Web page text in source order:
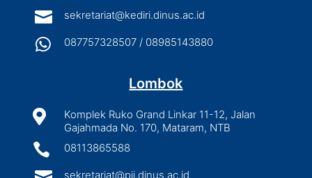
 sekretariat@kediri.dinus.ac.id
 087757328507 / 08985143880
Lombok

Komplek Ruko Grand Linkar 11-12, Jalan
Gajahmada No. 170, Mataram, NTB
 08113865588
sekretariat@pjj.dinus.ac.id